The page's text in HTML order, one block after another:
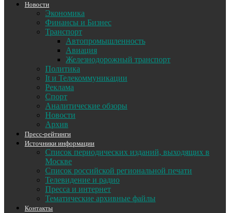
Новости
Экономика
Финансы и Бизнес
Транспорт
Автопромышленность
Авиация
Железнодорожный транспорт
Политика
It и Телекоммуникации
Реклама
Спорт
Аналитические обзоры
Новости
Архив
Пресс-рейтинги
Источники информации
Список периодических изданий, выходящих в
Москве
Список российской региональной печати
Телевидение и радио
Пресса и интернет
Тематические архивные файлы
Контакты